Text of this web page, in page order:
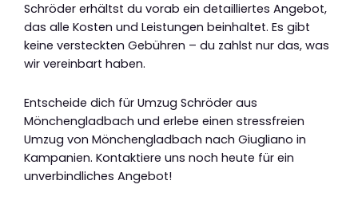
Schröder erhältst du vorab ein detailliertes Angebot,
das alle Kosten und Leistungen beinhaltet. Es gibt
keine versteckten Gebühren – du zahlst nur das, was
wir vereinbart haben.
Entscheide dich für Umzug Schröder aus
Mönchengladbach und erlebe einen stressfreien
Umzug von Mönchengladbach nach Giugliano in
Kampanien. Kontaktiere uns noch heute für ein
unverbindliches Angebot!